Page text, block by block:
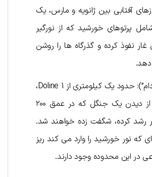
آفتابی بین ژانویه و مارس، یک
پرتوهای خورشید که از نورگیر
نفوذ کرده و گذرگاه ها را روشن
Doline2 (“باغ ادام”): حدود یک کیلومتری از Doline 1،
بازدیدکنندگان از دیدن یک جنگل که در عمق ۲۰۰
رشد کرده، شگفت زده خواهند شد.
که نور خورشید را وارد می کند ریز
در این محدوده وجود دارند.